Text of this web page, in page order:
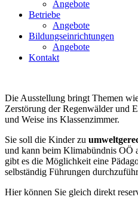
Angebote
Betriebe
Angebote
Bildungseinrichtungen
Angebote
Kontakt
Die Ausstellung bringt Themen
Zerstörung der Regenwälder und
und Weise ins Klassenzimmer.
Sie soll die Kinder zu
und kann beim Klimabündnis OÖ
gibt es die Möglichkeit eine
selbständig Führungen
Hier können Sie gleich direkt